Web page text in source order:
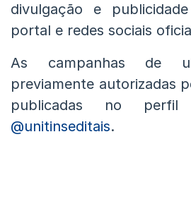
divulgação e
portal e redes sociais
As campanhas de
previamente autorizadas
publicadas no perfil
@unitinseditais.